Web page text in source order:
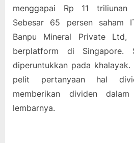
menggapai Rp 11
Sebesar 65 persen saham
Banpu Mineral Private Ltd,
berplatform di Singapore.
diperuntukkan pada
pelit pertanyaan hal
memberikan dividen
lembarnya.